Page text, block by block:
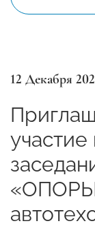
12 Декабря